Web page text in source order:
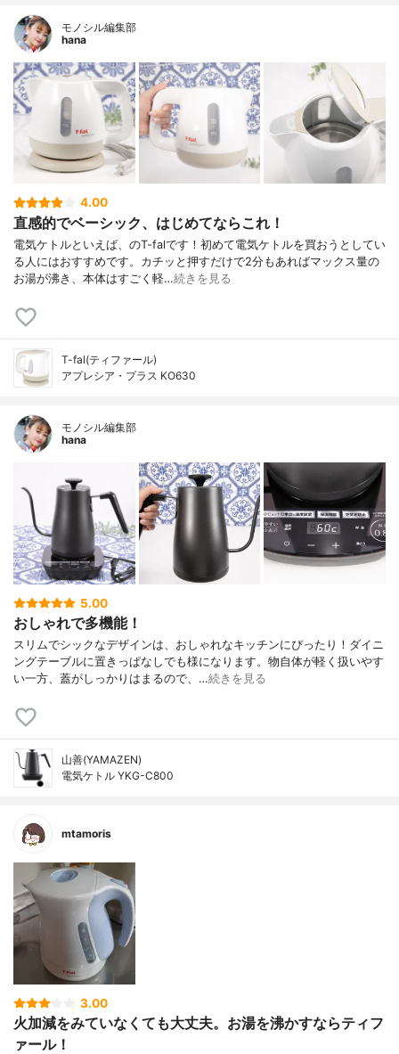
モノシル編集部
hana
4.00
直感的でベーシック、はじめてならこれ！
電気ケトルといえば、のT-falです！初めて電気ケトルを買おうとしてい
る人にはおすすめです。カチッと押すだけで2分もあればマックス量の
お湯が沸き、本体はすごく軽…続きを見る
T-fal(ティファール)
アプレシア・プラス KO630
モノシル編集部
hana
5.00
おしゃれで多機能！
スリムでシックなデザインは、おしゃれなキッチンにぴったり！ダイニ
ングテーブルに置きっぱなしでも様になります。物自体が軽く扱いやす
い一方、蓋がしっかりはまるので、…続きを見る
山善(YAMAZEN)
電気ケトル YKG-C800
mtamoris
3.00
火加減をみていなくても大丈夫。お湯を沸かすならティフ
ァール！